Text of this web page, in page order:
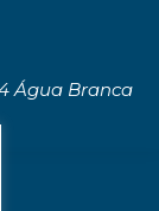
Água Branca